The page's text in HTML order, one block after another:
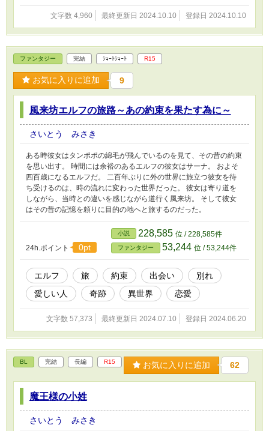
文字数 4,960 最終更新日 2024.10.10 登録日 2024.10.10
ファンタジー 完結 ｼｮｰﾄｼｮｰﾄ R15
お気に入りに追加 9
風来坊エルフの旅路～あの約束を果たす為に～
さいとう みさき
ある時彼女はタンポポの綿毛が飛んでいるのを見て、その昔の約束
を思い出す。 時間には余裕のあるエルフの彼女はサーナ。 およそ
四百歳になるエルフだ。 二百年ぶりに外の世界に旅立つ彼女を待
ち受けるのは、時の流れに変わった世界だった。 彼女は寄り道を
しながら、当時との違いを感じながら道行く風来坊。 そして彼女
はその昔の記憶を頼りに目的の地へと旅するのだった。
24h.ポイント 0pt
小説 228,585 位 / 228,585件
ファンタジー 53,244 位 / 53,244件
エルフ 旅 約束 出会い
別れ
愛しい人
奇跡 異世界 恋愛
文字数 57,373 最終更新日 2024.07.10 登録日 2024.06.20
BL 完結 長編 R15 お気に入りに追加 62
魔王様の小姓
さいとう みさき